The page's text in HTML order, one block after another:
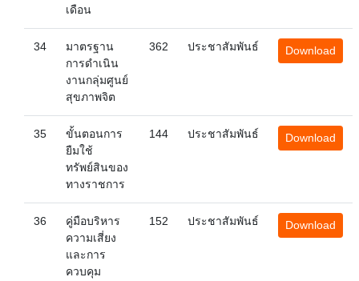
เดือน
34
มาตรฐาน
การดำเนิน
งานกลุ่มศูนย์
สุขภาพจิต
362 ประชาสัมพันธ์ Download
35
ขั้นตอนการ
ยืมใช้
ทรัพย์สินของ
ทางราชการ
144 ประชาสัมพันธ์ Download
36
คู่มือบริหาร
ความเสี่ยง
และการ
ควบคุม
152 ประชาสัมพันธ์ Download